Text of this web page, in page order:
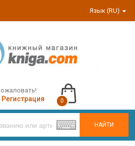
Язык (RU)
НАЙТИ
Регистрация 0